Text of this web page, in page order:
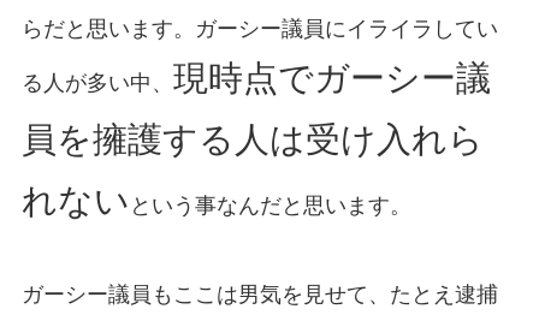
らだと思います。ガーシー議員にイライラしてい
る人が多い中、 現時点でガーシー議
員を擁護する人は受け入れら
れない という事なんだと思います。
ガーシー議員もここは男気を見せて、たとえ逮捕